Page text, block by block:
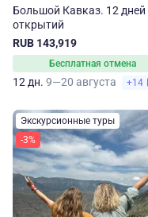
Большой Кавказ. 12 дней
открытий
RUB 143,919
Бесплатная отмена
12 дн. 9—20 августа +14
Экскурсионные туры
-3%